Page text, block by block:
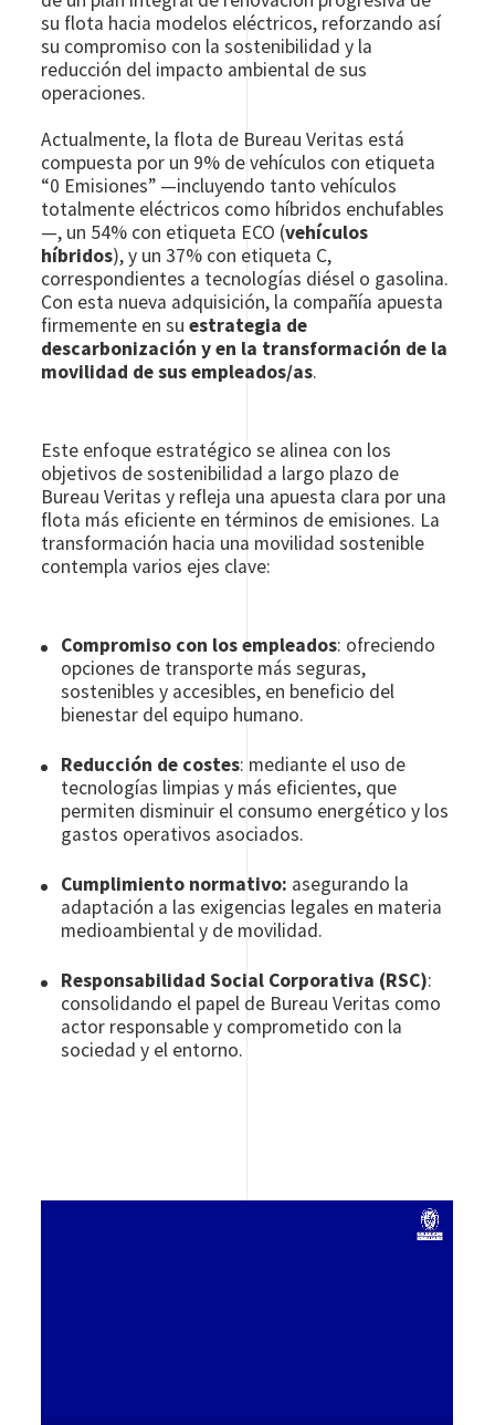
su flota hacia modelos eléctricos, reforzando así
su compromiso con la sostenibilidad y la
reducción del impacto ambiental de sus
operaciones.
Actualmente, la flota de Bureau Veritas está
compuesta por un 9% de vehículos con etiqueta
“0 Emisiones” —incluyendo tanto vehículos
totalmente eléctricos como híbridos enchufables
—, un 54% con etiqueta ECO (vehículos
híbridos), y un 37% con etiqueta C,
correspondientes a tecnologías diésel o gasolina.
Con esta nueva adquisición, la compañía apuesta
firmemente en suestrategia de
descarbonización y en la transformación de la
movilidad de sus empleados/as.
Este enfoque estratégico se alinea con los
objetivos de sostenibilidad a largo plazo de
Bureau Veritas y refleja una apuesta clara por una
flota más eficiente en términos de emisiones. La
transformación hacia una movilidad sostenible
contempla varios ejes clave:
Compromiso con los empleados: ofreciendo
opciones de transporte más seguras,
sostenibles y accesibles, en beneficio del
bienestar del equipo humano.
Reducción de costes: mediante el uso de
tecnologías limpias y más eficientes, que
permiten disminuir el consumo energético y los
gastos operativos asociados.
Cumplimiento normativo: asegurando la
adaptación a las exigencias legales en materia
medioambiental y de movilidad.
Responsabilidad Social Corporativa (RSC):
consolidando el papel de Bureau Veritas como
actor responsable y comprometido con la
sociedad y el entorno.